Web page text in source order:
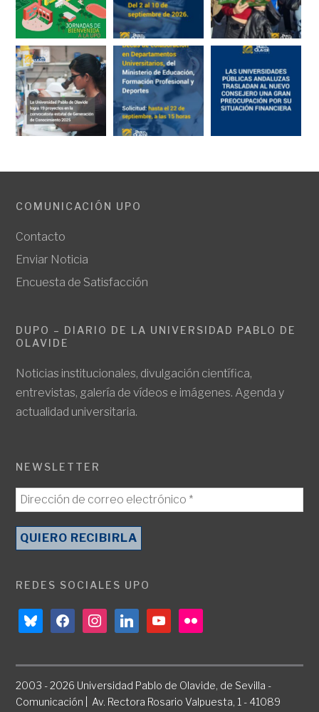
COMUNICACIÓN UPO
Contacto
Enviar Noticia
Encuesta de Satisfacción
DUPO – DIARIO DE LA UNIVERSIDAD PABLO DE
OLAVIDE
Noticias institucionales, divulgación científica,
entrevistas, galería de vídeos e imágenes. Agenda y
actualidad universitaria.
NEWSLETTER
REDES SOCIALES UPO
blueskyfacebookinstagramlinkedinyoutubeflickr
2003 - 2026 Universidad Pablo de Olavide, de Sevilla -
Comunicación | Av. Rectora Rosario Valpuesta, 1 - 41089